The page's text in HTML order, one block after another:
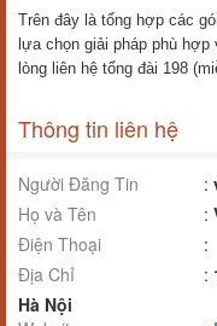
Trên đây là tổng hợp các
lựa chọn giải pháp phù
lòng liên hệ tổng đài 198
Thông tin liên hệ
Người Đăng Tin :
Họ và Tên
:
Điện Thoại
:
Địa Chỉ
:
Hà Nội